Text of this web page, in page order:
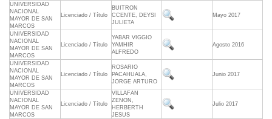
UNIVERSIDAD
NACIONAL
MAYOR DE SAN
MARCOS
Licenciado / Título
BUITRON
CCENTE, DEYSI
JULIETA
Mayo 2017
UNIVERSIDAD
NACIONAL
MAYOR DE SAN
MARCOS
Licenciado / Título
YABAR VIGGIO
YAMHIR
ALFREDO
Agosto 2016
UNIVERSIDAD
NACIONAL
MAYOR DE SAN
MARCOS
Licenciado / Título
ROSARIO
PACAHUALA,
JORGE ARTURO
Junio 2017
UNIVERSIDAD
NACIONAL
MAYOR DE SAN
MARCOS
Licenciado / Título
VILLAFAN
ZENON,
HERBERTH
JESUS
Julio 2017